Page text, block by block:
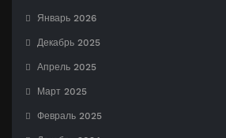
Январь 2026
Декабрь 2025
Апрель 2025
Март 2025
Февраль 2025